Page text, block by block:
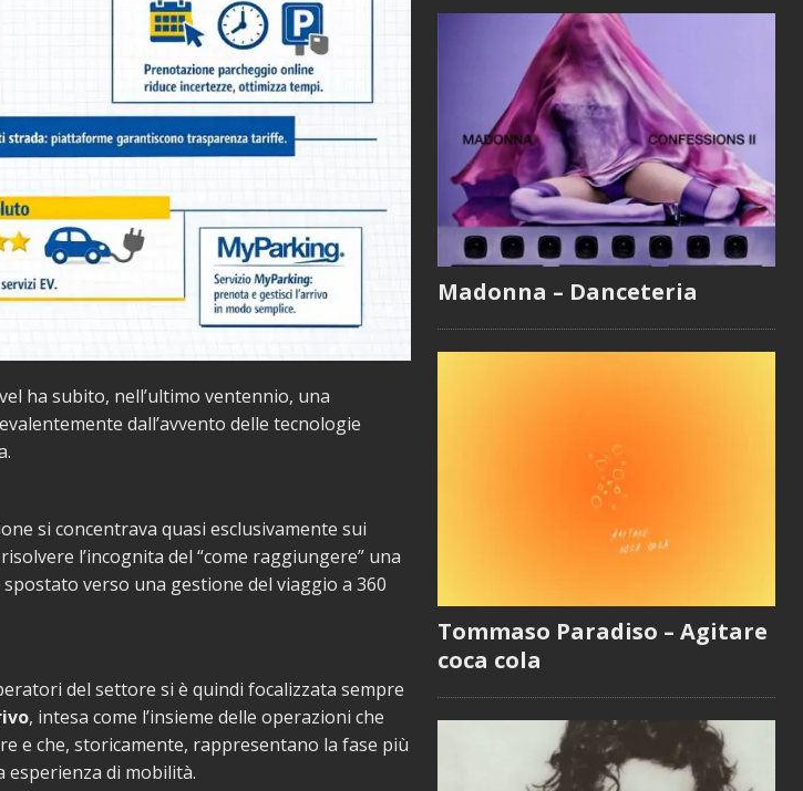
ha subito, nell’ultimo ventennio, una
dall’avvento delle tecnologie
si concentrava quasi esclusivamente sui
l’incognita del “come raggiungere” una
verso una gestione del viaggio a 360
del settore si è quindi focalizzata sempre
, intesa come l’insieme delle operazioni che
e che, storicamente, rappresentano la fase più
esperienza di mobilità.
Madonna – Danceteria
Tommaso Paradiso – Agitare
coca cola